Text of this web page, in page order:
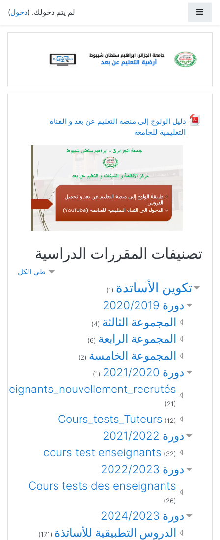
لم يتم دخولك. (دخول)
دليل الولوج إلى منصة التعليم عن بعد و القناة
التعليمية للجامعة
ملف
تصنيفات المقررات الدراسية
طي الكل
تكوين الأساتدة (1)
دورة 2020/2019
المجموعة الثالثة (4)
المجموعة الرابعة (6)
المجموعة الخامسة (2)
دورة 2021/2020 (1)
(21)
Cours_tests_Tuteurs (12)
دورة 2021/2022
cours test enseignants (32)
دورة 2022/2023
Cours tests des enseignants
(26)
دورة 2024/2023
الدروس التطبيقية للأساتذة (171)